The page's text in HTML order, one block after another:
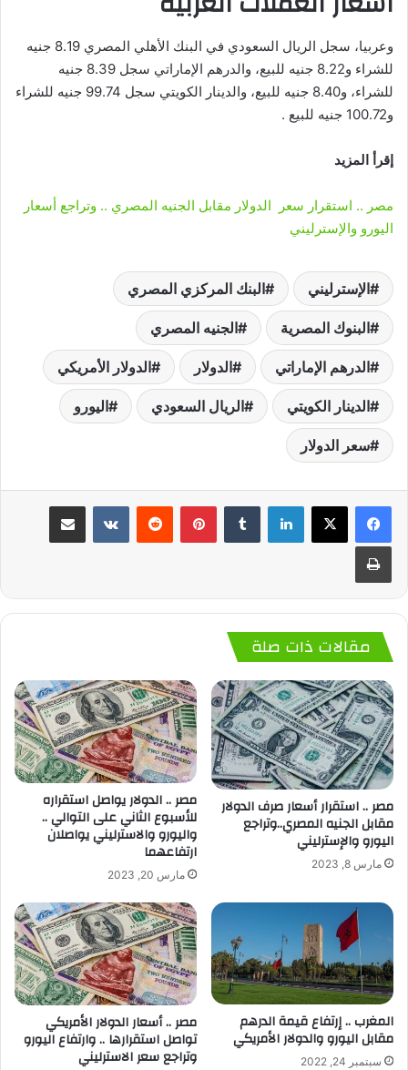
وعربيا، سجل الريال السعودي في البنك الأهلي المصري 8.19 جنيه
للشراء و8.22 جنيه للبيع، والدرهم الإماراتي سجل 8.39 جنيه
للشراء، و8.40 جنيه للبيع، والدينار الكويتي سجل 99.74 جنيه للشراء
و100.72 جنيه للبيع .
إقرأ المزيد
مصر .. استقرار سعر الدولار مقابل الجنيه المصري .. وتراجع أسعار
اليورو والإسترليني
الإسترليني البنك المركزي المصري
البنوك المصرية الجنيه المصري
الدرهم الإماراتي الدولار الدولار الأمريكي
الدينار الكويتي الريال السعودي اليورو
سعر الدولار
لينكدإن بينتيريست
مقالات ذات صلة
مصر .. استقرار أسعار صرف الدولار
مقابل الجنيه المصري..وتراجع
اليورو والإسترليني
مارس 8, 2023
مصر .. الدولار يواصل استقراره
للأسبوع الثاني على التوالي ..
واليورو والاسترليني يواصلان
ارتفاعهما
مارس 20, 2023
المغرب .. إرتفاع قيمة الدرهم
مقابل اليورو والدولار الأمريكي
سبتمبر 24, 2022
مصر .. أسعار الدولار الأمريكي
تواصل استقرارها .. وارتفاع اليورو
وتراجع سعر الاسترليني